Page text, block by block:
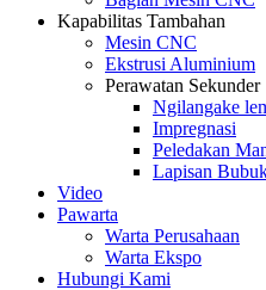
Kapabilitas Tambahan
Mesin CNC
Ekstrusi Aluminium
Perawatan Sekunder
Ngilangake
Impregnasi
Peledakan
Lapisan
Video
Pawarta
Warta Perusahaan
Warta Ekspo
Hubungi Kami